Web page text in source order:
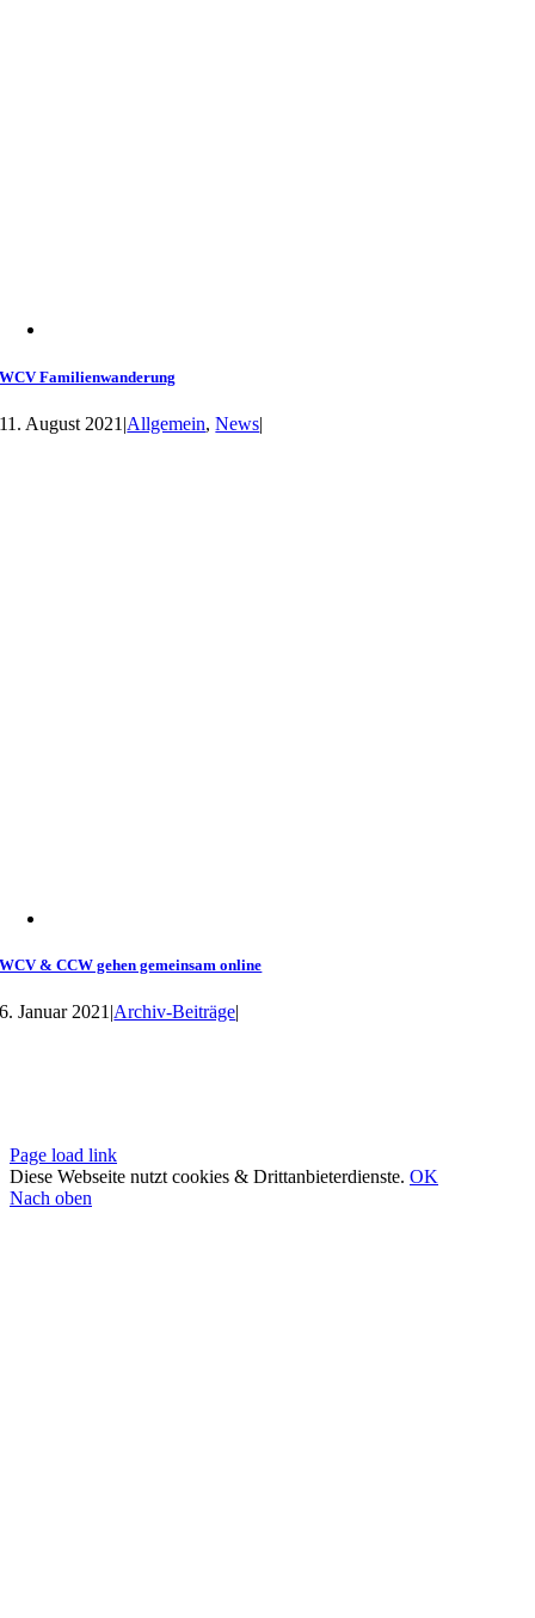
WCV Familienwanderung
11. August 2021 |Allgemein,News|
WCV & CCW gehen gemeinsam online
6. Januar 2021 |Archiv-Beiträge|
Page load link
Diese Webseite nutzt cookies & Drittanbieterdienste. OK
Nach oben